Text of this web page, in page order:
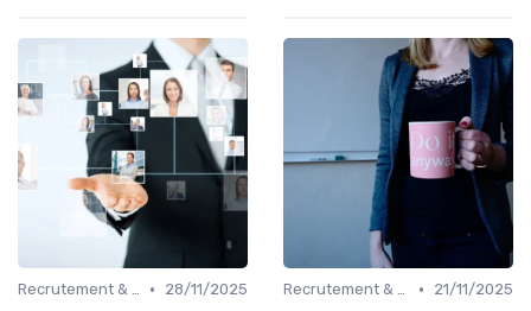
Recrutement & acquisition de talents •
28/11/2025
Recrutement & acquisition de talents •
21/11/2025